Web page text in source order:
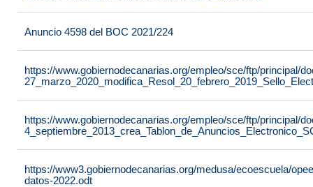
Anuncio 4598 del BOC 2021/224
https://www.gobiernodecanarias.org/empleo/sce/ftp/principal/
https://www.gobiernodecanarias.org/empleo/sce/ftp/principal/
https://www3.gobiernodecanarias.org/medusa/ecoescuela/
datos-2022.odt